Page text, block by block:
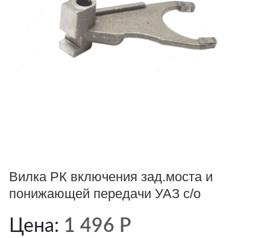
Вилка РК включения зад.моста и
понижающей передачи УАЗ с/о
Цена: 1 496 Р